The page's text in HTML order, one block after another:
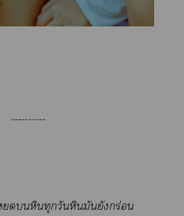
----------
หินทุกวันหินมันยังกร่อน